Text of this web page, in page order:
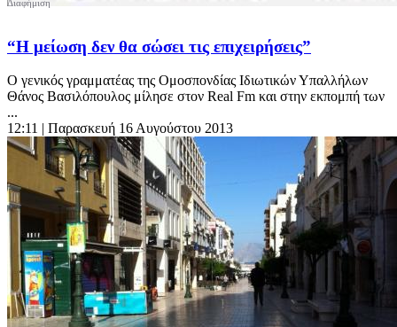
“Η μείωση δεν θα σώσει τις επιχειρήσεις”
Ο γενικός γραμματέας της Ομοσπονδίας Ιδιωτικών Υπαλλήλων
Θάνος Βασιλόπουλος μίλησε στον Real Fm και στην εκπομπή των
...
12:11 | Παρασκευή 16 Αυγούστου 2013